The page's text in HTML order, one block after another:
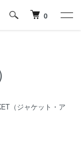
0
（ジャケット・ア